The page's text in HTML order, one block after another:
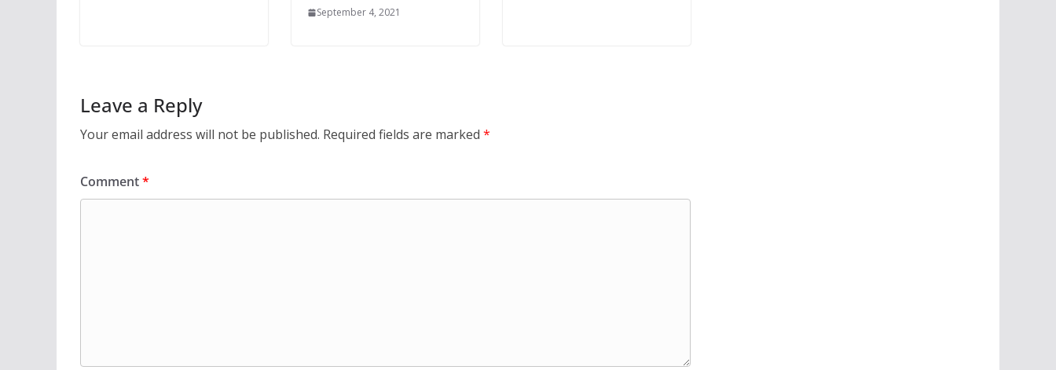
September 4, 2021
Leave a Reply
Your email address will not be published. Required fields are marked *
Comment*